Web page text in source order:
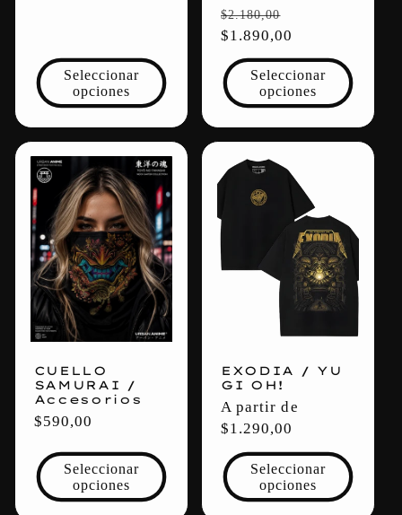
Seleccionar
opciones
Precio
habitual
$2.180,00
de
oferta
$1.890,00
Seleccionar
opciones
CUELLO
SAMURAI /
Accesorios
Precio
$590,00
Seleccionar
opciones
EXODIA / YU
GI OH!
Precio
habitual
A partir de
$1.290,00
Seleccionar
opciones